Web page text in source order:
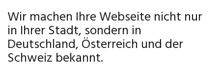
Wir machen Ihre Webseite nicht nur
in Ihrer Stadt, sondern in
Deutschland, Österreich und der
Schweiz bekannt.